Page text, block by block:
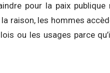
pour la paix publique
la raison, les hommes
ou les usages parce